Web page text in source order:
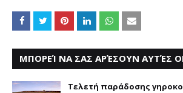
ΜΠΟΡΕΊ ΝΑ ΣΑΣ ΑΡΈΣΟΥΝ ΑΥΤΈΣ
Τελετή παράδοσης